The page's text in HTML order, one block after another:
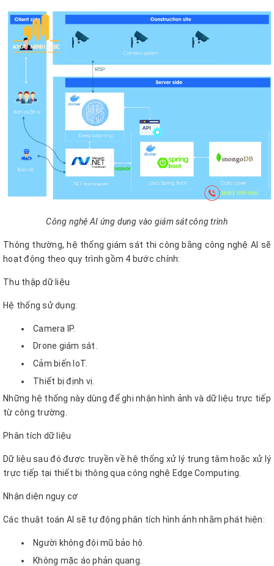
Công nghệ AI ứng dụng vào giám sát công trình
Thông thường, hệ thống giám sát thi công bằng công nghệ AI sẽ
hoạt động theo quy trình gồm 4 bước chính:
Thu thập dữ liệu
Hệ thống sử dụng:
Camera IP.
Drone giám sát.
Cảm biến IoT.
Thiết bị định vị.
Những hệ thống này dùng để ghi nhận hình ảnh và dữ liệu trực tiếp
từ công trường.
Phân tích dữ liệu
Dữ liệu sau đó được truyền về hệ thống xử lý trung tâm hoặc xử lý
trực tiếp tại thiết bị thông qua công nghệ Edge Computing.
Nhận diện nguy cơ
Các thuật toán AI sẽ tự động phân tích hình ảnh nhằm phát hiện:
Người không đội mũ bảo hộ.
Không mặc áo phản quang.